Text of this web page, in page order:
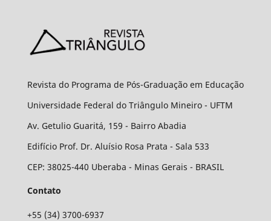
Revista do Programa de Pós-Graduação em Educação
Universidade Federal do Triângulo Mineiro - UFTM
Av. Getulio Guaritá, 159 - Bairro Abadia
Edifício Prof. Dr. Aluísio Rosa Prata - Sala 533
CEP: 38025-440 Uberaba - Minas Gerais - BRASIL
Contato
+55 (34) 3700-6937